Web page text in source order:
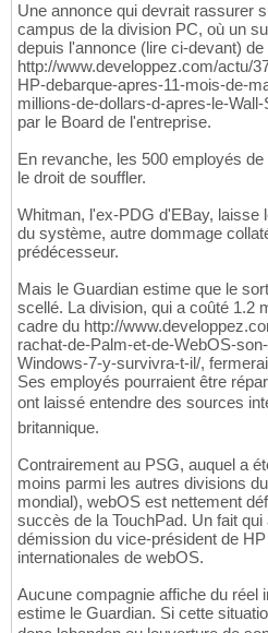
Une annonce qui devrait rassurer
campus de la division PC, où un
depuis l'annonce (lire ci-devant) de
http://www.developpez.com/actu/
HP-debarque-apres-11-mois-de-
millions-de-dollars-d-apres-le-
par le Board de l'entreprise.
En revanche, les 500 employés
le droit de souffler.
Whitman, l'ex-PDG d'EBay, laisse
du système, autre dommage
prédécesseur.
Mais le Guardian estime que le
scellé. La division, qui a coûté 1.2
cadre du http://
rachat-de-Palm-et-de-WebOS-
Windows-7-y-survivra-t-il/,
Ses employés pourraient être
ont laissé entendre des sources
britannique.
Contrairement au PSG, auquel a
moins parmi les autres divisions
mondial), webOS est nettement
succès de la TouchPad. Un fait
démission du vice-président de
internationales de webOS.
Aucune compagnie affiche du réel
estime le Guardian. Si cette